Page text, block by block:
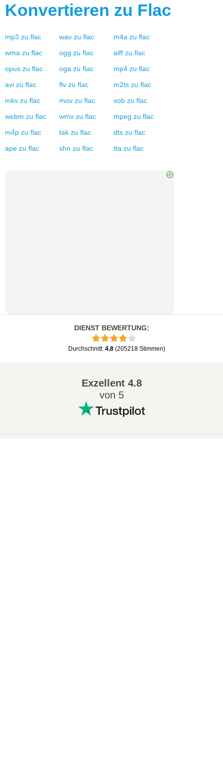
Konvertieren zu Flac
mp3 zu flac wav zu flac m4a zu flac
wma zu flac ogg zu flac aiff zu flac
opus zu flac oga zu flac mp4 zu flac
avi zu flac flv zu flac m2ts zu flac
mkv zu flac mov zu flac vob zu flac
webm zu flac wmv zu flac mpeg zu flac
m4p zu flac tak zu flac dts zu flac
ape zu flac shn zu flac tta zu flac
DIENST BEWERTUNG:
Durchschnitt: 4.8 (205218 Stimmen)
Exzellent4.8
von 5